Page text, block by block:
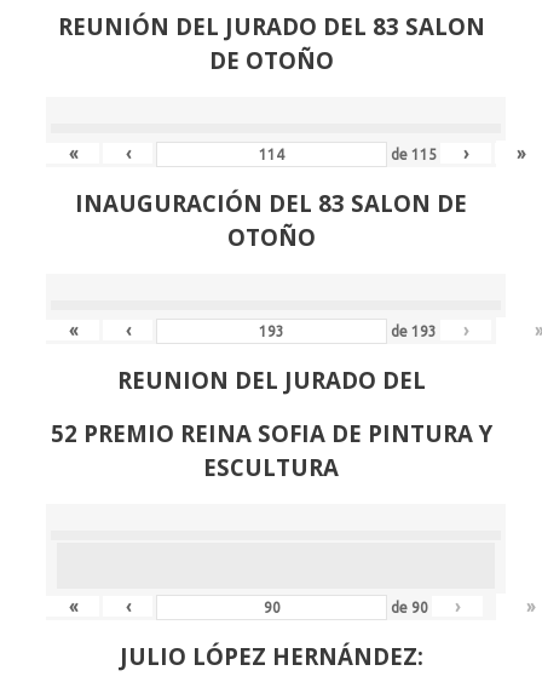
REUNIÓN DEL JURADO DEL 83 SALON
DE OTOÑO
« ‹ de115 › »
INAUGURACIÓN DEL 83 SALON DE
OTOÑO
« ‹ de193 ›
REUNION DEL JURADO DEL
52 PREMIO REINA SOFIA DE PINTURA Y
ESCULTURA
« ‹ de 90 › »
JULIO LÓPEZ HERNÁNDEZ: